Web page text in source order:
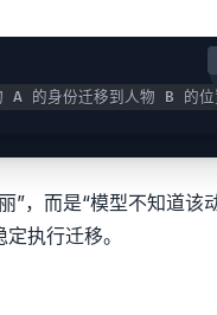
的身份迁移到人物 B 的位
，而是“模型不知道该动
执行迁移。